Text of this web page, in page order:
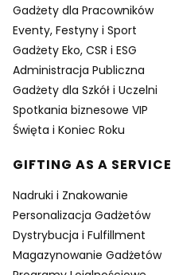
Gadżety dla Pracowników
Eventy, Festyny i Sport
Gadżety Eko, CSR i ESG
Administracja Publiczna
Gadżety dla Szkół i Uczelni
Spotkania biznesowe VIP
Święta i Koniec Roku
GIFTING AS A SERVICE
Nadruki i Znakowanie
Personalizacja Gadżetów
Dystrybucja i Fulfillment
Magazynowanie Gadżetów